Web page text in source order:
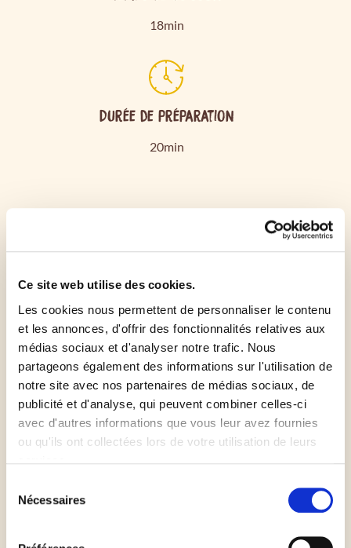
Ce site web utilise des cookies.
Les cookies nous permettent de personnaliser le contenu
et les annonces, d'offrir des fonctionnalités relatives aux
médias sociaux et d'analyser notre trafic. Nous
partageons également des informations sur l'utilisation de
notre site avec nos partenaires de médias sociaux, de
publicité et d'analyse, qui peuvent combiner celles-ci
avec d'autres informations que vous leur avez fournies
ou qu'ils ont collectées lors de votre utilisation de leurs
Nécessaires
18min
Durée de préparation
20min
Dans une casserole d’eau bouillante salée, faites
blanchir les sommités de brocoli pendant 3 minutes,
rafraîchissez les sous l'eau froide, puis égouttez-les.
Déroulez la pâte à pizza sans gluten et placez-la
avec son papier sur une plaque allant au four.
Assaisonnez-la de sel et de poivre puis enfournez